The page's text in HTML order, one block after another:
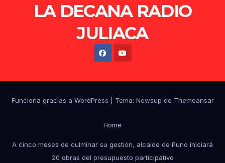
LA DECANA RADIO
JULIACA
Funciona gracias a WordPress Tema: Newsup de Themeansar
Home
A cinco meses de culminar su gestión, alcalde de Puno iniciará
20 obras del presupuesto participativo